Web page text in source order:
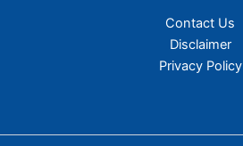
Contact Us
Disclaimer
Privacy Policy